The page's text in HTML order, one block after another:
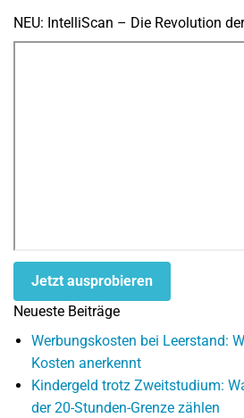
NEU: IntelliScan – Die Revolution
Jetzt ausprobieren
Neueste Beiträge
Werbungskosten bei Leerstand:
Kosten anerkennt
Kindergeld trotz Zweitstudium:
der 20-Stunden-Grenze zählen